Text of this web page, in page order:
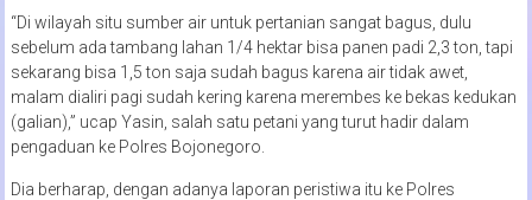
“Di wilayah situ sumber air untuk pertanian sangat bagus, dulu
sebelum ada tambang lahan 1/4 hektar bisa panen padi 2,3 ton, tapi
sekarang bisa 1,5 ton saja sudah bagus karena air tidak awet,
malam dialiri pagi sudah kering karena merembes ke bekas kedukan
(galian),” ucap Yasin, salah satu petani yang turut hadir dalam
pengaduan ke Polres Bojonegoro.
Dia berharap, dengan adanya laporan peristiwa itu ke Polres